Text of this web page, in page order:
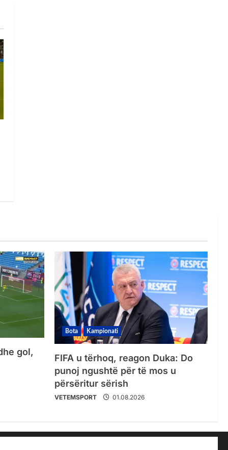
gol,
Bota Kampionati
FIFA u tërhoq, reagon Duka: Do
punoj ngushtë për të mos u
përsëritur sërish
VETEMSPORT 01.08.2026